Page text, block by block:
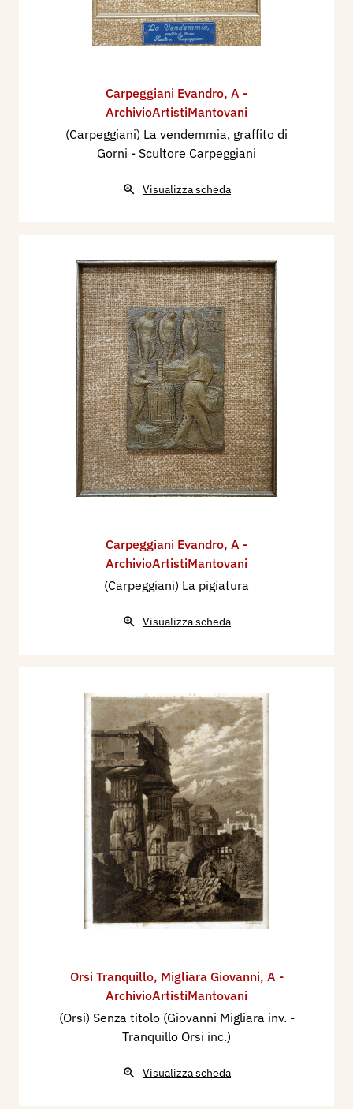
Carpeggiani Evandro, A -
ArchivioArtistiMantovani
(Carpeggiani) La vendemmia, graffito di
Gorni - Scultore Carpeggiani
Visualizza scheda
Carpeggiani Evandro, A -
ArchivioArtistiMantovani
(Carpeggiani) La pigiatura
Visualizza scheda
Orsi Tranquillo, Migliara Giovanni, A -
ArchivioArtistiMantovani
(Orsi) Senza titolo (Giovanni Migliara inv. -
Tranquillo Orsi inc.)
Visualizza scheda